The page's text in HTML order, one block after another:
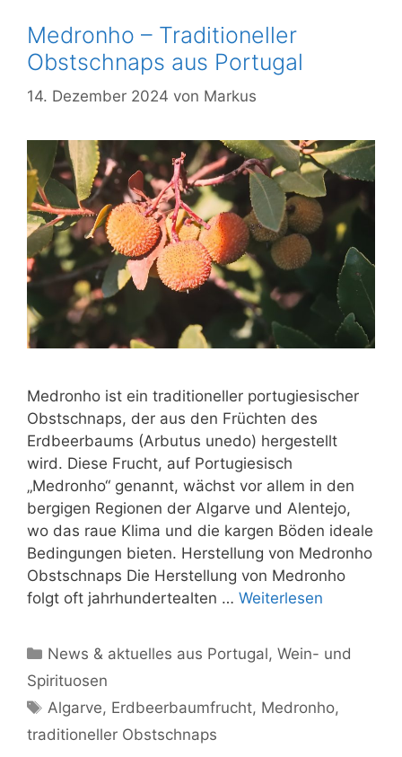
Medronho – Traditioneller
Obstschnaps aus Portugal
14. Dezember 2024 von Markus
Medronho ist ein traditioneller portugiesischer
Obstschnaps, der aus den Früchten des
Erdbeerbaums (Arbutus unedo) hergestellt
wird. Diese Frucht, auf Portugiesisch
„Medronho“ genannt, wächst vor allem in den
bergigen Regionen der Algarve und Alentejo,
wo das raue Klima und die kargen Böden ideale
Bedingungen bieten. Herstellung von Medronho
Obstschnaps Die Herstellung von Medronho
folgt oft jahrhundertealten … Weiterlesen
Kategorien
News & aktuelles aus Portugal,Wein- und
Spirituosen
Schlagwörter
Algarve, Erdbeerbaumfrucht, Medronho,
traditioneller Obstschnaps